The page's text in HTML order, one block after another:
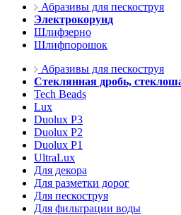
Абразивы для пескоструя
Электрокорунд
Шлифзерно
Шлифпорошок
Абразивы для пескоструя
Стеклянная дробь,
Tech Beads
Lux
Duolux P3
Duolux P2
Duolux P1
UltraLux
Для декора
Для разметки дорог
Для пескоструя
Для фильтрации воды